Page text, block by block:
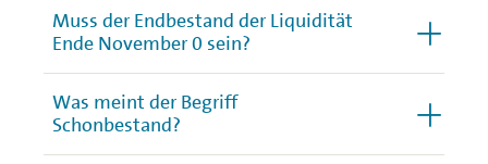
Muss der Endbestand der Liquidität
Ende November 0 sein?
Was meint der Begriff
Schonbestand?